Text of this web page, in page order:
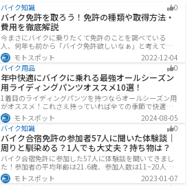
バイク知識 0
バイク免許を取ろう！免許の種類や取得方法・
費用を徹底解説
今まさにバイクに乗りたくて免許のことを調べている
人、何年も前から「バイク免許欲しいなぁ」と考えてい
るうちに時間ばかりが経っている人。そんな人々に役立
つ情報を分かりやすくまとめました。バイク免許の種類
や、免許を取るための方法や必要な費用・日数などにつ
いて解説します。
モトスポット
2022-12-04
バイク用品
0
年中快適にバイクに乗れる最強オールシーズン
用ライディングパンツオススメ10選！
1着目のライディングパンツを持つならオールシーズン用
がオススメ！これさえ持っていれば全ての季節で快適に
ツーリングできます。快適性だけでなく、機能性やデザ
インに優れたものも多くあるので、安全にカッコよくバ
イクに乗りたい人は是非持っておきましょう。
モトスポット
2024-08-05
バイク知識
0
バイク合宿免許の参加者57人に聞いた体験談｜
周りと馴染める？1人でも大丈夫？持ち物は？
バイク合宿免許に参加した57人に体験談を聞いてきまし
た！参加者の平均年齢は21.6歳、参加人数は11~20人な
ど統計情報や人間関係はどうだったのか、持っていくべ
きものなど参加する前に知っておきたい情報をまとめま
モトスポット
2023-01-07